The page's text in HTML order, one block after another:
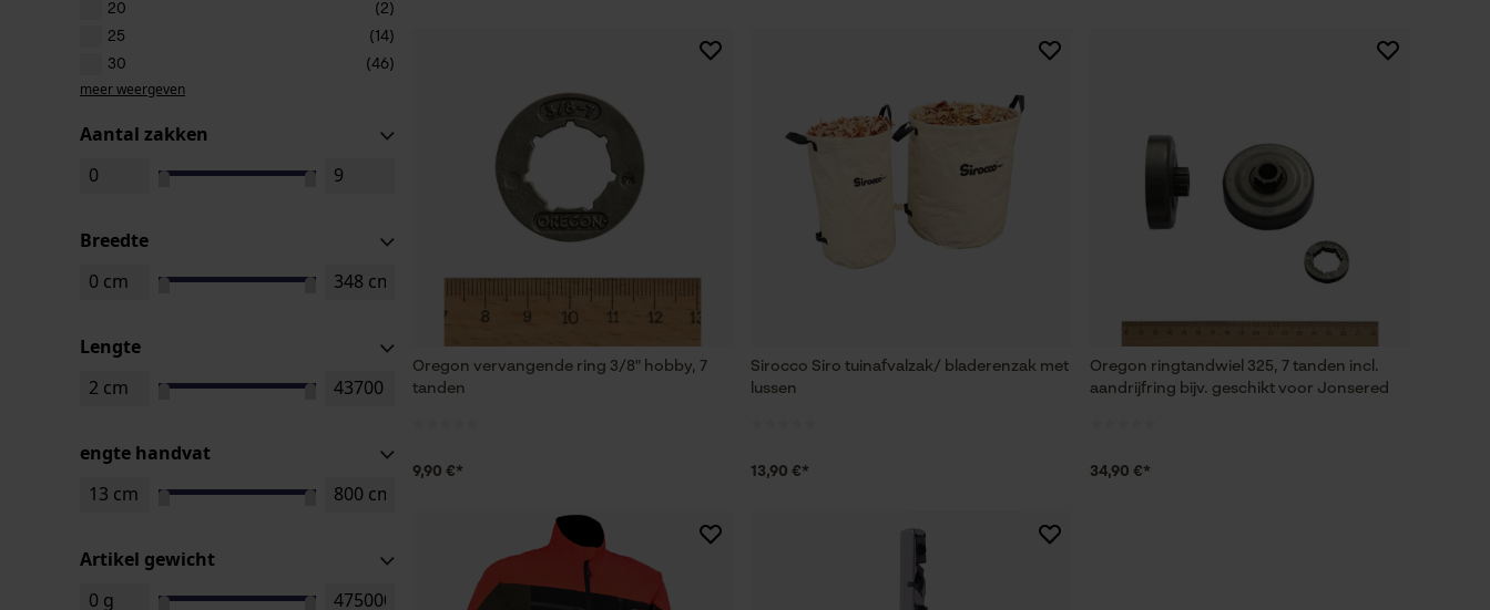
20
(2)
25
(14)
30
(46)
meer weergeven
Aantal zakken
Breedte
Lengte
engte handvat
Artikel gewicht
Oregon vervangende ring 3/8" hobby, 7
tanden
9,90 €*
Sirocco Siro tuinafvalzak/ bladerenzak met
lussen
13,90 €*
Oregon ringtandwiel 325, 7 tanden incl.
aandrijfring bijv. geschikt voor Jonsered
34,90 €*
Geo-IP en gebruikersdetectie
YouTube-video's
Google Global Site Tag